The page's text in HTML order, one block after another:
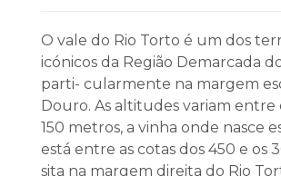
O vale do Rio Torto é um dos
icónicos da Região Demarcada
parti- cularmente na margem
Douro. As altitudes variam entre
150 metros, a vinha onde nasce
está entre as cotas dos 450 e os
sita na margem direita do Rio